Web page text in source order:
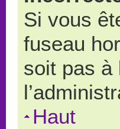
Si vous
fuseau
soit pas à
Haut